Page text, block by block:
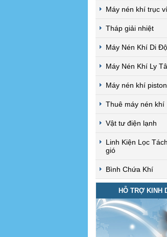
Máy nén khí trục
Tháp giải nhiệt
Máy Nén Khí Di
Máy Nén Khí Ly
Máy nén khí piston
Thuê máy nén khí
Vật tư điện lạnh
Linh Kiện Lọc
gió
Bình Chứa Khí
HỖ TRỢ KINH